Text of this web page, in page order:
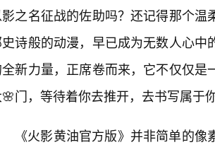
影之名征战的佐助吗？还记得那个
诗般的动漫，早已成为无数人心
新力量，正席卷而来，它不仅仅
门，等待着你去推开，去书写属于
《火影黄油官方版》并非简单的